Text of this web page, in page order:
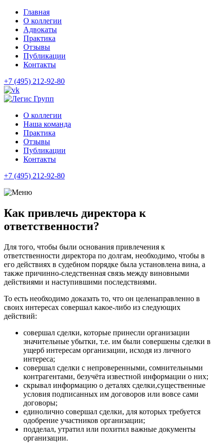
Главная
О коллегии
Адвокаты
Практика
Отзывы
Публикации
Контакты
+7 (495) 212-92-80
О коллегии
Наша команда
Практика
Отзывы
Публикации
Контакты
+7 (495) 212-92-80
Как привлечь директора к
ответственности?
Для того, чтобы были основания привлечения к
ответственности директора по долгам, необходимо, чтобы в
его действиях в судебном порядке была установлена вина, а
также причинно-следственная связь между виновными
действиями и наступившими последствиями.
То есть необходимо доказать то, что он целенаправленно в
своих интересах совершал какое-либо из следующих
действий:
совершал сделки, которые принесли организации
значительные убытки, т.е. им были совершены сделки в
ущерб интересам организации, исходя из личного
интереса;
совершал сделки с непроверенными, сомнительными
контрагентами, безучёта известной информации о них;
скрывал информацию о деталях сделки,существенные
условия подписанных им договоров или вовсе сами
договоры;
единолично совершал сделки, для которых требуется
одобрение участников организации;
подделал, утратил или похитил важные документы
организации.